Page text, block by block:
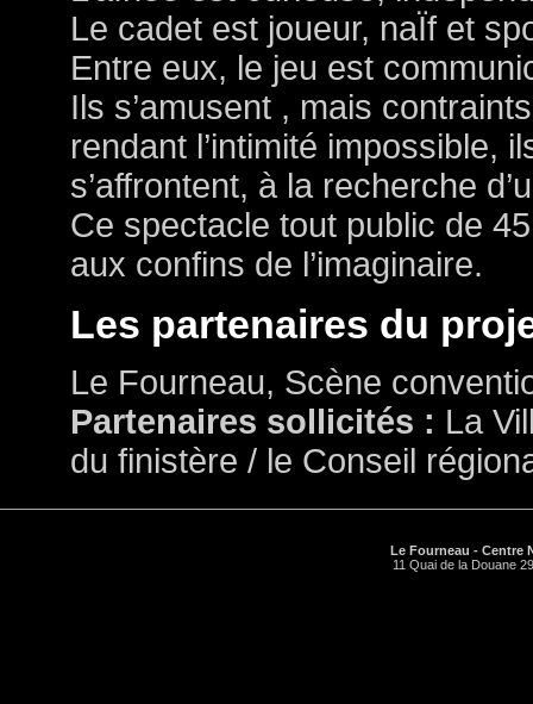
Le cadet est joueur, naÏf et
Entre eux, le jeu est
Ils s’amusent , mais
rendant l’intimité impossible,
s’affrontent, à la recherche
Ce spectacle tout public de
aux confins de l’imaginaire.
Les partenaires du
Le Fourneau, Scène
Partenaires sollicités : La
du finistère / le Conseil
Le Fourneau - Centre
11 Quai de la Douane